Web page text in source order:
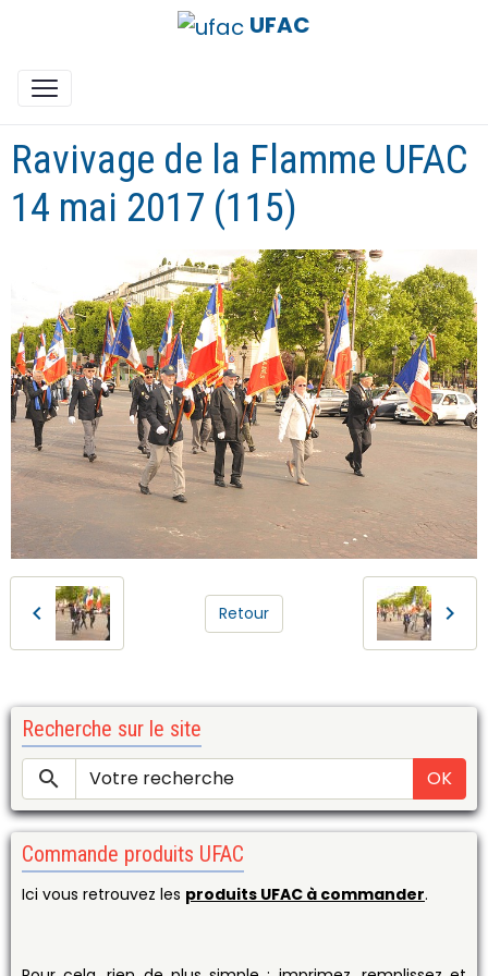
UFAC
Ravivage de la Flamme UFAC
14 mai 2017 (115)
Retour
Recherche sur le site
OK
Commande produits UFAC
Ici vous retrouvez les produits UFAC à commander.